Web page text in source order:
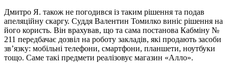
Дмитро Я. також не погодився із таким рішення та подав
апеляційну скаргу. Суддя Валентин Томилко виніс рішення на
його користь. Він врахував, що та сама постанова Кабміну №
211 передбачає дозвіл на роботу закладів, які продають засоби
зв’язку: мобільні телефони, смартфони, планшети, ноутбуки
тощо. Саме такі предмети реалізовує магазин «Алло».